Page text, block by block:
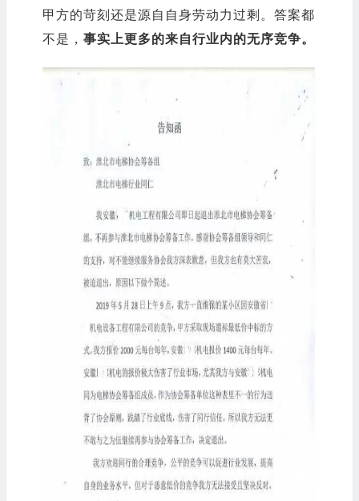
甲方的苛刻还是源自自身劳动力过剩。答案都
不是， 事实上更多的来自行业内的无序竞争。